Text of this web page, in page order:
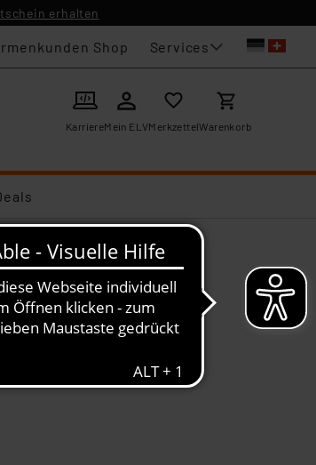
erhalten
Shop Services
KarriereMein ELVMerkzettelWarenkorb